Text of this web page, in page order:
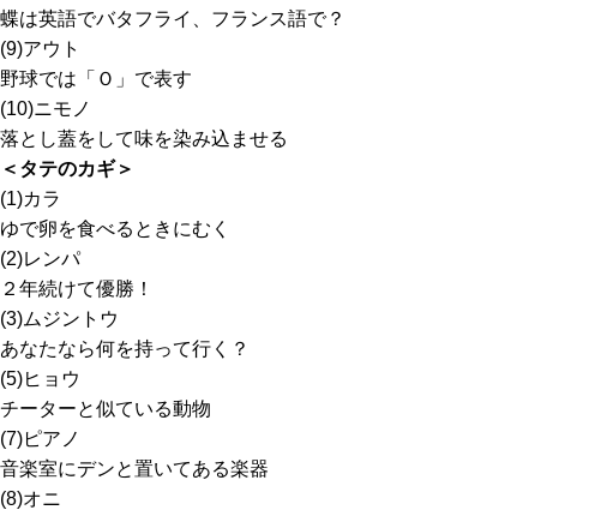
蝶は英語でバタフライ、フランス語で？
(9)アウト
野球では「Ｏ」で表す
(10)ニモノ
落とし蓋をして味を染み込ませる
＜タテのカギ＞
(1)カラ
ゆで卵を食べるときにむく
(2)レンパ
２年続けて優勝！
(3)ムジントウ
あなたなら何を持って行く？
(5)ヒョウ
チーターと似ている動物
(7)ピアノ
音楽室にデンと置いてある楽器
(8)オニ